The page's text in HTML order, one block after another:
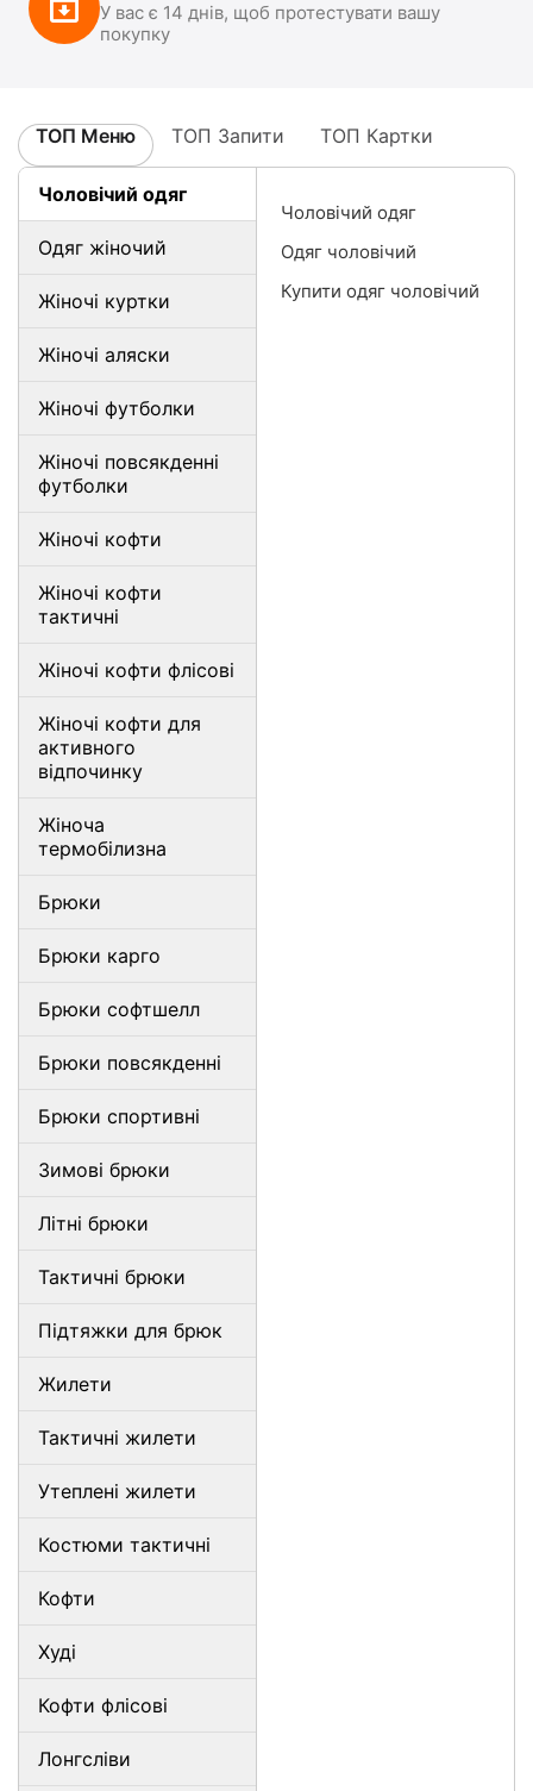
У вас є 14 днів, щоб протестувати вашу
покупку
ТОП Меню ТОП Запити ТОП Картки
Чоловічий одяг
Одяг жіночий
Жіночі куртки
Жіночі аляски
Жіночі футболки
Жіночі повсякденні
футболки
Жіночі кофти
Жіночі кофти
тактичні
Жіночі кофти флісові
Жіночі кофти для
активного
відпочинку
Жіноча
термобілизна
Брюки
Брюки карго
Брюки софтшелл
Брюки повсякденні
Брюки спортивні
Зимові брюки
Літні брюки
Тактичні брюки
Підтяжки для брюк
Жилети
Тактичні жилети
Утеплені жилети
Костюми тактичні
Кофти
Худі
Кофти флісові
Лонгсліви
Чоловічий одяг
Одяг чоловічий
Купити одяг чоловічий